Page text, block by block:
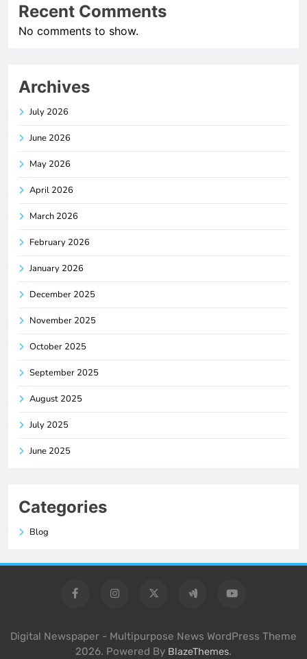
Recent Comments
No comments to show.
Archives
July 2026
June 2026
May 2026
April 2026
March 2026
February 2026
January 2026
December 2025
November 2025
October 2025
September 2025
August 2025
July 2025
June 2025
Categories
Blog
Digital Newspaper - Multipurpose News WordPress Theme
2026. Powered By BlazeThemes.